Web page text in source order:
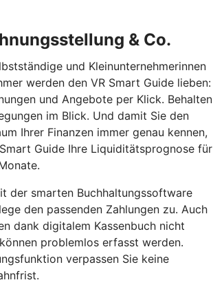
& Co.
und Kleinunternehmerinnen
werden den VR Smart Guide lieben:
und Angebote per Klick. Behalten
im Blick. Und damit Sie den
Ihrer Finanzen immer genau kennen,
Guide Ihre Liquiditätsprognose für
der smarten Buchhaltungssoftware
den passenden Zahlungen zu. Auch
dank digitalem Kassenbuch nicht
problemlos erfasst werden.
verpassen Sie keine